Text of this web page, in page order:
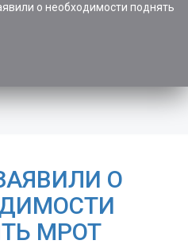
о необходимости поднять
О
МРОТ